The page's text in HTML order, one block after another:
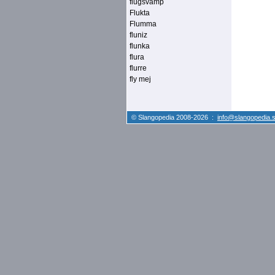
flugsvamp
Flukta
Flumma
fluniz
flunka
flura
flurre
fly mej
© Slangopedia 2008-2026 :